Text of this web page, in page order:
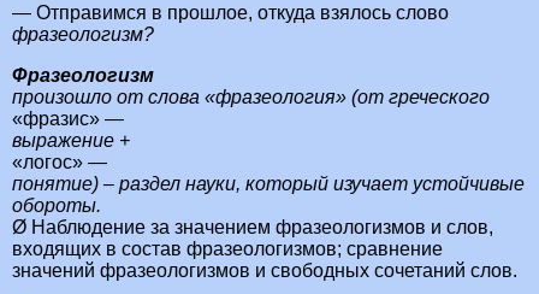
— Отправимся в прошлое, откуда взялось слово
фразеологизм?
Фразеологизм
произошло от слова «фразеология» (от греческого
«фразис» —
выражение +
«логос» —
понятие) – раздел науки, который изучает устойчивые
обороты.
Ø Наблюдение за значением фразеологизмов и слов,
входящих в состав фразеологизмов; сравнение
значений фразеологизмов и свободных сочетаний слов.